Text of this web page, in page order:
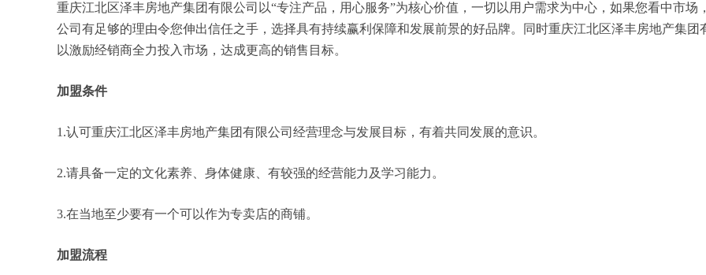
重庆江北区泽丰房地产集团有限公司以“专注产品，用心服务”为核心价值，一切以用户需求为中心，如果您看中市
公司有足够的理由令您伸出信任之手，选择具有持续赢利保障和发展前景的好品牌。同时重庆江北区泽丰房地产集
以激励经销商全力投入市场，达成更高的销售目标。
加盟条件
1.认可重庆江北区泽丰房地产集团有限公司经营理念与发展目标，有着共同发展的意识。
2.请具备一定的文化素养、身体健康、有较强的经营能力及学习能力。
3.在当地至少要有一个可以作为专卖店的商铺。
加盟流程